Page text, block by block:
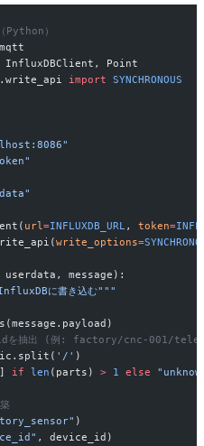
Python）
InfluxDBClient, Point
import SYNCHRONOUS
url =INFLUXDB_URL , token=
write_options=
message):
に書き込む"""
を抽出 (例: factory/cnc-001/
'/' )
] if len (parts) > 1 else
)
, device_id)